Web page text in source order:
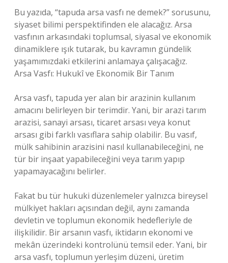
Bu yazıda, “tapuda arsa vasfı ne demek?” sorusunu,
siyaset bilimi perspektifinden ele alacağız. Arsa
vasfının arkasındaki toplumsal, siyasal ve ekonomik
dinamiklere ışık tutarak, bu kavramın gündelik
yaşamımızdaki etkilerini anlamaya çalışacağız.
Arsa Vasfı: Hukukî ve Ekonomik Bir Tanım
Arsa vasfı, tapuda yer alan bir arazinin kullanım
amacını belirleyen bir terimdir. Yani, bir arazi tarım
arazisi, sanayi arsası, ticaret arsası veya konut
arsası gibi farklı vasıflara sahip olabilir. Bu vasıf,
mülk sahibinin arazisini nasıl kullanabileceğini, ne
tür bir inşaat yapabileceğini veya tarım yapıp
yapamayacağını belirler.
Fakat bu tür hukuki düzenlemeler yalnızca bireysel
mülkiyet hakları açısından değil, aynı zamanda
devletin ve toplumun ekonomik hedefleriyle de
ilişkilidir. Bir arsanın vasfı, iktidarın ekonomi ve
mekân üzerindeki kontrolünü temsil eder. Yani, bir
arsa vasfı, toplumun yerleşim düzeni, üretim